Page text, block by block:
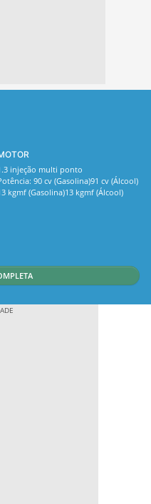
injeção multi ponto
90 cv (Gasolina)91 cv (Álcool)
kgmf (Gasolina)13 kgmf (Álcool)